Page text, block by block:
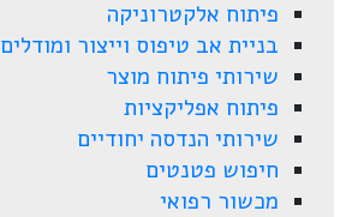
פיתוח אלקטרוניקה
בניית אב טיפוס וייצור ומודלים
שירותי פיתוח מוצר
פיתוח אפליקציות
שירותי הנדסה יחודיים
חיפוש פטנטים
מכשור רפואי